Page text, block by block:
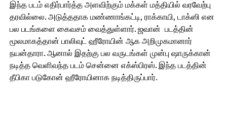
இந்த படம் எதிர்பார்த்த அளவிற்கும் மக்கள் மத்தியில் வரவேற்பு
தரவில்லை. அடுத்ததாக மண்ணாங்கட்டி, ராக்காயி, டாக்ஸி என
பல படங்களை கைவசம் வைத்துள்ளார். ஜவான் படத்தின்
மூலமாகத்தான் பாலிவுட் ஹீரோயின் ஆக அறிமுகமானார்
நயன்தாரா. ஆனால் இதற்கு பல வருடங்கள் முன்பு ஷாருக்கான்
நடித்த வெளிவந்த படம் சென்னை எக்ஸ்பிரஸ். இந்த படத்தின்
தீபிகா படுகோன் ஹீரோயினாக நடித்திருப்பார்.